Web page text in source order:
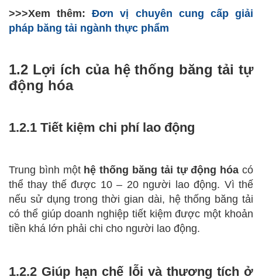
>>>Xem thêm:Đơn vị chuyên cung cấp giải
pháp băng tải ngành thực phẩm
1.2 Lợi ích của hệ thống băng tải tự
động hóa
1.2.1 Tiết kiệm chi phí lao động
Trung bình một hệ thống băng tải tự động hóa có
thể thay thế được 10 – 20 người lao động. Vì thế
nếu sử dụng trong thời gian dài, hệ thống băng tải
có thể giúp doanh nghiệp tiết kiệm được một khoản
tiền khá lớn phải chi cho người lao động.
1.2.2 Giúp hạn chế lỗi và thương tích ở